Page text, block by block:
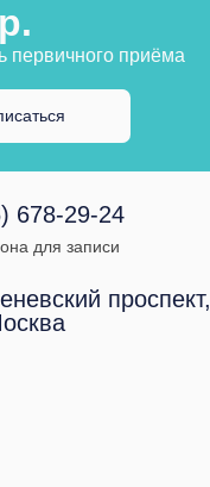
первичного приёма
для записи
678-29-24
проспект,